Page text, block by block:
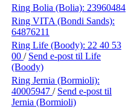
Ring Bolia (Bolia): 23960484
Ring VITA (Bondi Sands):
64876211
Ring Life (Boody): 22 40 53
00 / Send e-post til Life
(Boody)
Ring Jernia (Bormioli):
40005947 / Send e-post til
Jernia (Bormioli)